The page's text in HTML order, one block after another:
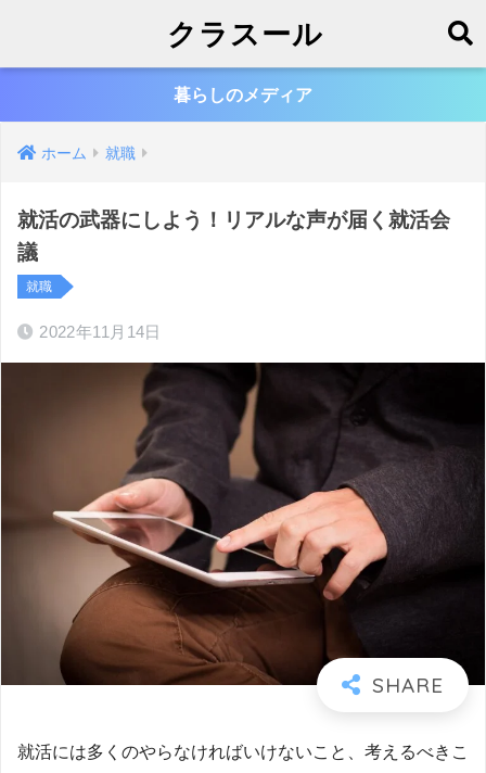
クラスール
暮らしのメディア
ホーム 就職
就活の武器にしよう！リアルな声が届く就活会
議
就職
2022年11月14日
就活には多くのやらなければいけないこと、考えるべきこ